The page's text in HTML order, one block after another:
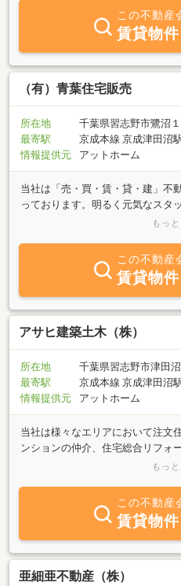
郷」駅南口徒歩約4分！駅チカの
舗から90mにございます。）■ご
範囲でも、ご対応させていただき
替え台、個室等も完備しておりま
す。■しつこい営業はいたしませ
いお店作りをしております。■弊
しい、仕事終わりにご相談したい
様のご都合にできるかぎりご協力
等も、ご来店以外に、電話、メー
様は、弊社のローン審査に特化し
ます。
この不動産
賃貸物
（有）青葉住宅販売
所在地
千葉県習志野市鷺沼
最寄駅
京成本線 京成津田沼
情報提供元
アットホーム
当社は「売・買・賃・貸・建」不
っております。明るく元気なスタ
ークの良さ、お客様に満足・感動
もっ
この不動産
賃貸物
アサヒ建築土木（株）
所在地
千葉県習志野市津田
最寄駅
京成本線 京成津田沼
情報提供元
アットホーム
当社は様々なエリアにおいて注文
ンションの仲介、住宅総合リフォ
の買い取り、賃貸の仲介・管理と
りそろえておりますのでお気軽に
もっ
この不動産
賃貸物
亜細亜不動産（株）